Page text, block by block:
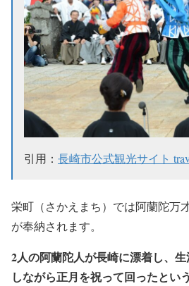
引用： 長崎市公式観光サイト
栄町（さかえまち）では阿蘭陀万
が奉納されます。
2人の阿蘭陀人が長崎に漂着し、
しながら正月を祝って回ったとい